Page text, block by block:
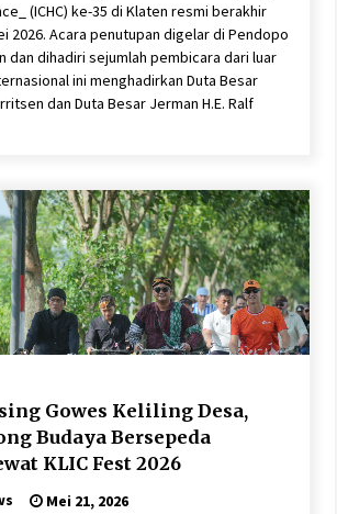
(ICHC) ke-35 di Klaten resmi berakhir
2026. Acara penutupan digelar di Pendopo
dan dihadiri sejumlah pembicara dari luar
ini menghadirkan Duta Besar
dan Duta Besar Jerman H.E. Ralf
Gowes Keliling Desa,
Budaya Bersepeda
KLIC Fest 2026
Mei 21, 2026